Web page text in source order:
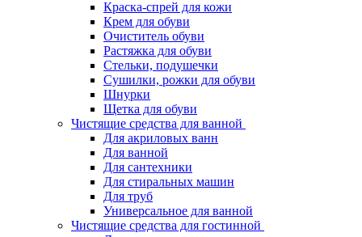
Краска-спрей для кожи
Крем для обуви
Очиститель обуви
Растяжка для обуви
Стельки, подушечки
Сушилки, рожки для обуви
Шнурки
Щетка для обуви
Чистящие средства для ванной
Для акриловых ванн
Для ванной
Для сантехники
Для стиральных машин
Для труб
Универсальное для ванной
Чистящие средства для гостинной